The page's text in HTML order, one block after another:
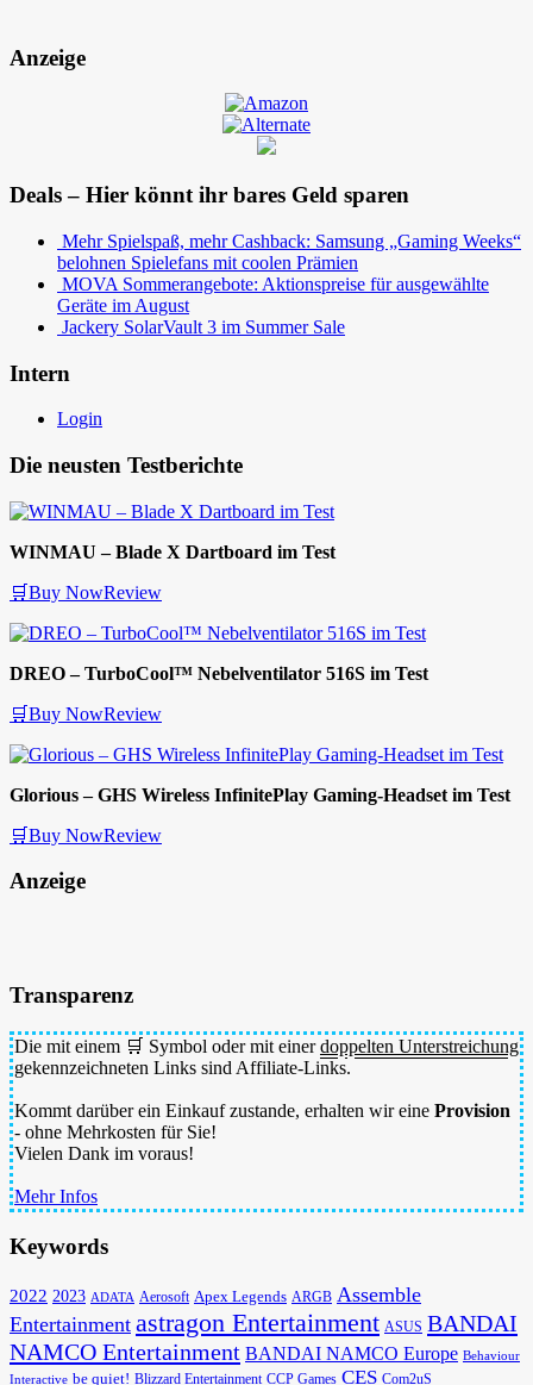
Anzeige
Deals – Hier könnt ihr bares Geld sparen
Mehr Spielspaß, mehr Cashback: Samsung „Gaming Weeks“
belohnen Spielefans mit coolen Prämien
MOVA Sommerangebote: Aktionspreise für ausgewählte
Geräte im August
Jackery SolarVault 3 im Summer Sale
Intern
Login
Die neusten Testberichte
WINMAU – Blade X Dartboard im Test
🛒Buy NowReview
DREO – TurboCool™ Nebelventilator 516S im Test
🛒Buy NowReview
Glorious – GHS Wireless InfinitePlay Gaming-Headset im Test
🛒Buy NowReview
Anzeige
Transparenz
Die mit einem 🛒 Symbol oder mit einerdoppelten Unterstreichung
gekennzeichneten Links sind Affiliate-Links.
Kommt darüber ein Einkauf zustande, erhalten wir eine Provision
- ohne Mehrkosten für Sie!
Vielen Dank im voraus!
Mehr Infos
Keywords
2022 2023 ADATA Aerosoft Apex Legends ARGB Assemble
Entertainment astragon Entertainment ASUS BANDAI
NAMCO Entertainment BANDAI NAMCO Europe Behaviour
Interactive be quiet! Blizzard Entertainment CCP Games CES Com2uS